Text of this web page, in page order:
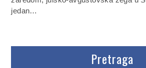
jedan…
Pretraga